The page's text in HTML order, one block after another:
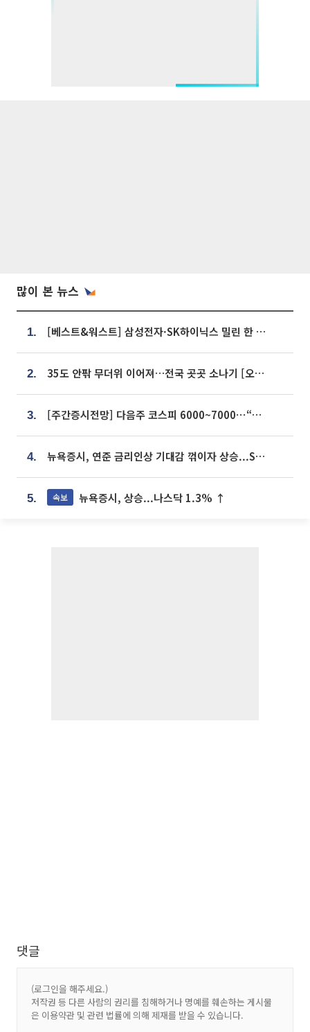
많이 본 뉴스
1. [베스트&워스트] 삼성전자·SK하이닉스 밀린 한 주…상상인증권은 85% 급등
2. 35도 안팎 무더위 이어져…전국 곳곳 소나기 [오늘 날씨]
3. [주간증시전망] 다음주 코스피 6000~7000⋯“外人 수급은 정책이 변수”
4. 뉴욕증시, 연준 금리인상 기대감 꺾이자 상승...S&P500 사상 최고치 [종합]
5. 속보 뉴욕증시, 상승...나스닥 1.3% ↑
댓글